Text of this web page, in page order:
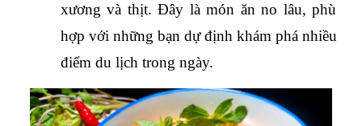
xương và thịt. Đây là món ăn no lâu, phù
hợp với những bạn dự định khám phá nhiều
điểm du lịch trong ngày.